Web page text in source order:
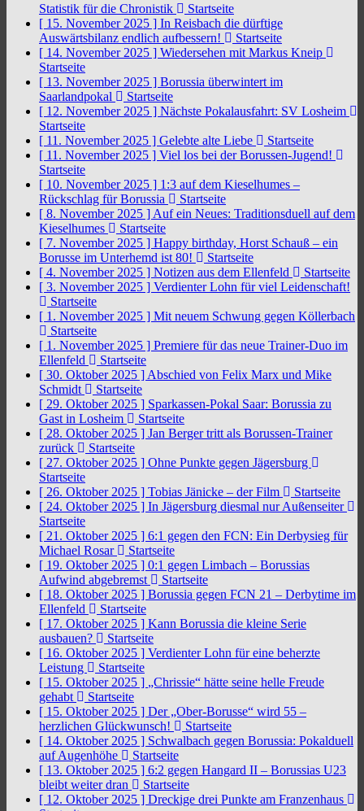
Statistik für die Chronistik
Startseite
[ 15. November 2025 ] In Reisbach die dürftige
Auswärtsbilanz endlich aufbessern!
Startseite
[ 14. November 2025 ] Wiedersehen mit Markus Kneip
Startseite
[ 13. November 2025 ] Borussia überwintert im
Saarlandpokal
Startseite
[ 12. November 2025 ] Nächste Pokalausfahrt: SV Losheim
Startseite
[ 11. November 2025 ] Gelebte alte Liebe
Startseite
[ 11. November 2025 ] Viel los bei der Borussen-Jugend!
Startseite
[ 10. November 2025 ] 1:3 auf dem Kieselhumes –
Rückschlag für Borussia
Startseite
[ 8. November 2025 ] Auf ein Neues: Traditionsduell auf dem
Kieselhumes
Startseite
[ 7. November 2025 ] Happy birthday, Horst Schauß – ein
Borusse im Unterhemd ist 80!
Startseite
[ 4. November 2025 ] Notizen aus dem Ellenfeld
Startseite
[ 3. November 2025 ] Verdienter Lohn für viel Leidenschaft!
Startseite
[ 1. November 2025 ] Mit neuem Schwung gegen Köllerbach
Startseite
[ 1. November 2025 ] Premiere für das neue Trainer-Duo im
Ellenfeld
Startseite
[ 30. Oktober 2025 ] Abschied von Felix Marx und Mike
Schmidt
Startseite
[ 29. Oktober 2025 ] Sparkassen-Pokal Saar: Borussia zu
Gast in Losheim
Startseite
[ 28. Oktober 2025 ] Jan Berger tritt als Borussen-Trainer
zurück
Startseite
[ 27. Oktober 2025 ] Ohne Punkte gegen Jägersburg
Startseite
[ 26. Oktober 2025 ] Tobias Jänicke – der Film
Startseite
[ 24. Oktober 2025 ] In Jägersburg diesmal nur Außenseiter
Startseite
[ 21. Oktober 2025 ] 6:1 gegen den FCN: Ein Derbysieg für
Michael Rosar
Startseite
[ 19. Oktober 2025 ] 0:1 gegen Limbach – Borussias
Aufwind abgebremst
Startseite
[ 18. Oktober 2025 ] Borussia gegen FCN 21 – Derbytime im
Ellenfeld
Startseite
[ 17. Oktober 2025 ] Kann Borussia die kleine Serie
ausbauen?
Startseite
[ 16. Oktober 2025 ] Verdienter Lohn für eine beherzte
Leistung
Startseite
[ 15. Oktober 2025 ] „Chrissie“ hätte seine helle Freude
gehabt
Startseite
[ 15. Oktober 2025 ] Der „Ober-Borusse“ wird 55 –
herzlichen Glückwunsch!
Startseite
[ 14. Oktober 2025 ] Schwalbach gegen Borussia: Pokalduell
auf Augenhöhe
Startseite
[ 13. Oktober 2025 ] 6:2 gegen Hangard II – Borussias U23
bleibt weiter dran
Startseite
[ 12. Oktober 2025 ] Dreckige drei Punkte am Franzenhaus